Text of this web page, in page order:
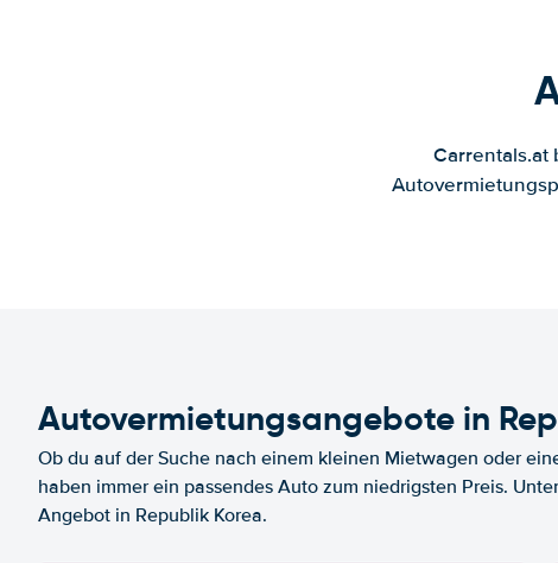
Carrentals.at
Autovermietungsangebote in
Ob du auf der Suche nach einem kleinen Mietwagen oder
haben immer ein passendes Auto zum niedrigsten Preis.
Angebot in Republik Korea.